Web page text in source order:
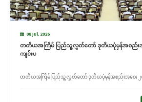
08 Jul, 2026
တတိယအကြိမ် ပြည်သူ့လွှတ်တော် ဒုတိယပုံမှန်အစည်းအဝေး ၂၀ ရက်
ကျင်းပ